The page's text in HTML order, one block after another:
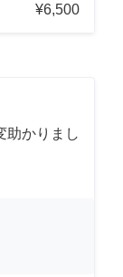
¥6,500
助かりまし